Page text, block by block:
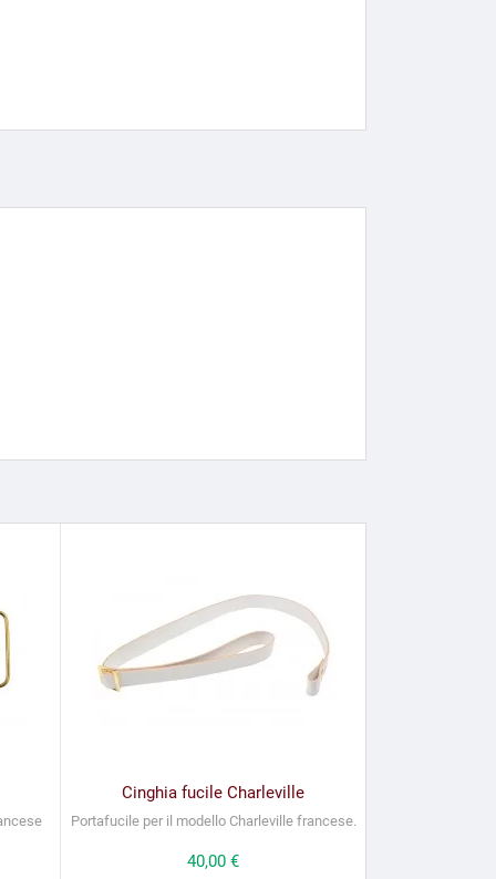
Cinghia fucile Charleville
Portafucile per il modello Charleville francese.
Prezzo
40,00 €